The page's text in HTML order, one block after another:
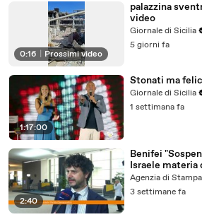
0:16 Prossimi video
palazzina
video
Giornale di Sicilia
5 giorni fa
1:17:00
Stonati ma
Giornale di Sicilia
1 settimana fa
2:40
Benifei
Israele
maggioranza"
Agenzia di
3 settimane fa